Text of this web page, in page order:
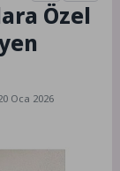
Özel
Oca 2026